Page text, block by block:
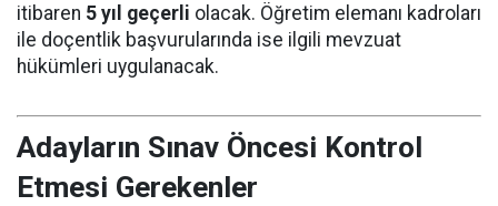
itibaren 5 yıl geçerli olacak. Öğretim elemanı kadroları
ile doçentlik başvurularında ise ilgili mevzuat
hükümleri uygulanacak.
Adayların Sınav Öncesi Kontrol
Etmesi Gerekenler